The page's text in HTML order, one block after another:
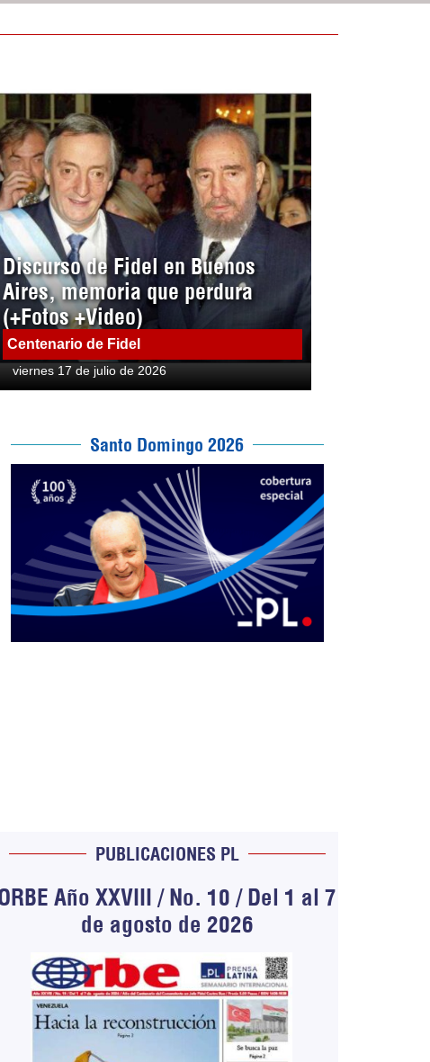
Discurso de Fidel en Buenos
Aires, memoria que perdura
(+Fotos +Video)
Centenario de Fidel
viernes 17 de julio de 2026
Santo Domingo 2026
PUBLICACIONES PL
Año XXVIII / No. 10 / Del 1 al 7
de agosto de 2026